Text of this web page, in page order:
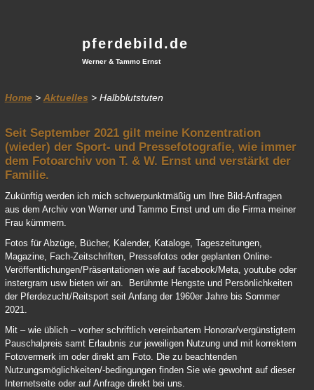
pferdebild.de
Werner & Tammo Ernst
Home> Aktuelles > Halbblutstuten
Seit September 2021 gilt meine Konzentration
(wieder) der Sport- und Pressefotografie, wie immer
dem Fotoarchiv von T. & W. Ernst und verstärkt der
Familie.
Zukünftig werden ich mich schwerpunktmäßig um Ihre Bild-Anfragen
aus dem Archiv von Werner und Tammo Ernst und um die Firma meiner
Frau kümmern.
Fotos für Abzüge, Bücher, Kalender, Kataloge, Tageszeitungen,
Magazine, Fach-Zeitschriften, Pressefotos oder geplanten Online-
Veröffentlichungen/Präsentationen wie auf facebook/Meta, youtube oder
instergram usw bieten wir an. Berühmte Hengste und Persönlichkeiten
der Pferdezucht/Reitsport seit Anfang der 1960er Jahre bis Sommer
2021.
Mit – wie üblich – vorher schriftlich vereinbartem Honorar/vergünstigtem
Pauschalpreis samt Erlaubnis zur jeweiligen Nutzung und mit korrektem
Fotovermerk im oder direkt am Foto. Die zu beachtenden
Nutzungsmöglichkeiten/-bedingungen finden Sie wie gewohnt auf dieser
Internetseite oder auf Anfrage direkt bei uns.